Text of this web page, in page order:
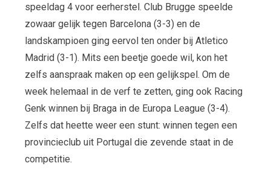
speeldag 4 voor eerherstel. Club Brugge speelde
zowaar gelijk tegen Barcelona (3-3) en de
landskampioen ging eervol ten onder bij Atletico
Madrid (3-1). Mits een beetje goede wil, kon het
zelfs aanspraak maken op een gelijkspel. Om de
week helemaal in de verf te zetten, ging ook Racing
Genk winnen bij Braga in de Europa League (3-4).
Zelfs dat heette weer een stunt: winnen tegen een
provincieclub uit Portugal die zevende staat in de
competitie.